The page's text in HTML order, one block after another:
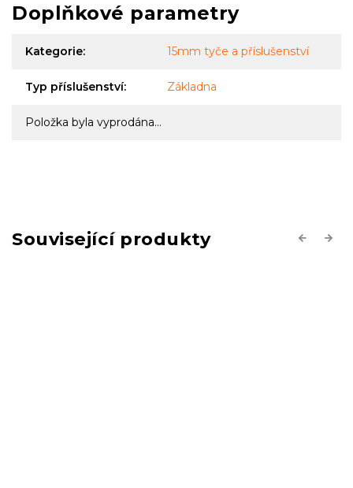
Doplňkové parametry
Kategorie: 15mm tyče a příslušenství
Typ příslušenství: Základna
Položka byla vyprodána…
Související produkty Previous
Next